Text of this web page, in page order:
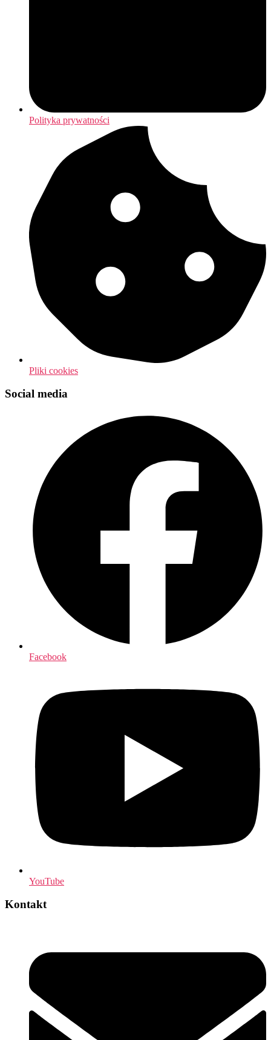
Polityka prywatności
Pliki cookies
Social media
Facebook
YouTube
Kontakt